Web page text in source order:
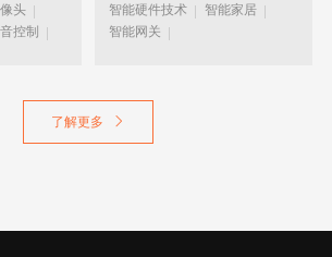
头
控制
智能硬件技术
智能家居
智能网关
了解更多
